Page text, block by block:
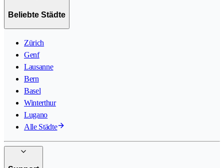
Beliebte Städte
Zürich
Genf
Lausanne
Bern
Basel
Winterthur
Lugano
Alle Städte